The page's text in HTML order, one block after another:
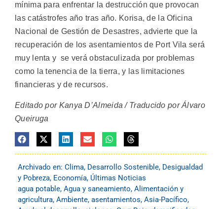
mínima para enfrentar la destrucción que provocan
las catástrofes año tras año. Korisa, de la Oficina
Nacional de Gestión de Desastres, advierte que la
recuperación de los asentamientos de Port Vila será
muy lenta y se verá obstaculizada por problemas
como la tenencia de la tierra, y las limitaciones
financieras y de recursos.
Editado por Kanya D’Almeida / Traducido por Álvaro
Queiruga
Archivado en: Clima, Desarrollo Sostenible, Desigualdad
y Pobreza, Economía, Últimas Noticias
agua potable, Agua y saneamiento, Alimentación y
agricultura, Ambiente, asentamientos, Asia-Pacífico,